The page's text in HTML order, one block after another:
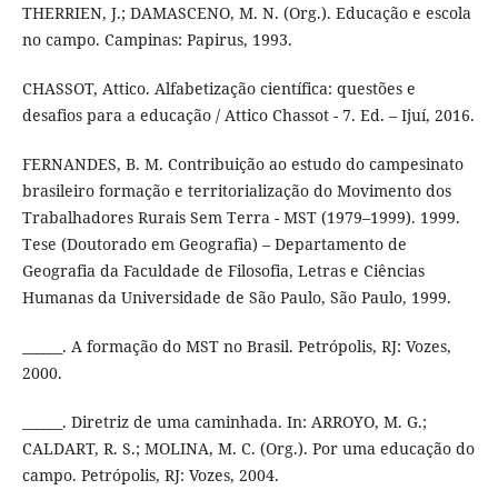
THERRIEN, J.; DAMASCENO, M. N. (Org.). Educação e escola
no campo. Campinas: Papirus, 1993.
CHASSOT, Attico. Alfabetização científica: questões e
desafios para a educação / Attico Chassot - 7. Ed. – Ijuí, 2016.
FERNANDES, B. M. Contribuição ao estudo do campesinato
brasileiro formação e territorialização do Movimento dos
Trabalhadores Rurais Sem Terra - MST (1979–1999). 1999.
Tese (Doutorado em Geografia) – Departamento de
Geografia da Faculdade de Filosofia, Letras e Ciências
Humanas da Universidade de São Paulo, São Paulo, 1999.
______. A formação do MST no Brasil. Petrópolis, RJ: Vozes,
2000.
______. Diretriz de uma caminhada. In: ARROYO, M. G.;
CALDART, R. S.; MOLINA, M. C. (Org.). Por uma educação do
campo. Petrópolis, RJ: Vozes, 2004.